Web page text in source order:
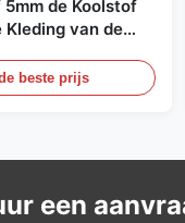
de Koolstof
van de
beste prijs
een